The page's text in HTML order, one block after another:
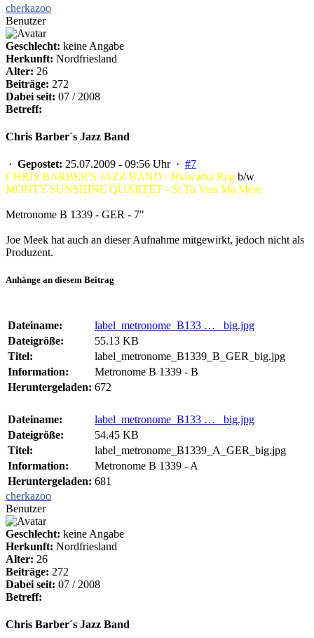
cherkazoo
Benutzer
Geschlecht: keine Angabe
Herkunft: Nordfriesland
Alter: 26
Beiträge: 272
Dabei seit: 07 / 2008
Betreff:
Chris Barber´s Jazz Band
· Gepostet: 25.07.2009 - 09:56 Uhr · #7
CHRIS BARBER'S JAZZ BAND - Hiawatha Rag b/w
MONTY SUNSHINE QUARTET - Si Tu Vois Ma Mère
Metronome B 1339 - GER - 7"
Joe Meek hat auch an dieser Aufnahme mitgewirkt, jedoch nicht als
Produzent.
Anhänge an diesem Beitrag
Dateiname:
label_metronome_B133 … _big.jpg
Dateigröße:
55.13 KB
Titel:
label_metronome_B1339_B_GER_big.jpg
Information:
Metronome B 1339 - B
Heruntergeladen: 672
Dateiname:
label_metronome_B133 … _big.jpg
Dateigröße:
54.45 KB
Titel:
label_metronome_B1339_A_GER_big.jpg
Information:
Metronome B 1339 - A
Heruntergeladen: 681
cherkazoo
Benutzer
Geschlecht: keine Angabe
Herkunft: Nordfriesland
Alter: 26
Beiträge: 272
Dabei seit: 07 / 2008
Betreff:
Chris Barber´s Jazz Band